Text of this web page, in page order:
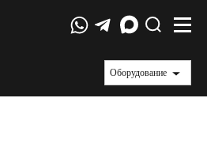
Оборудование